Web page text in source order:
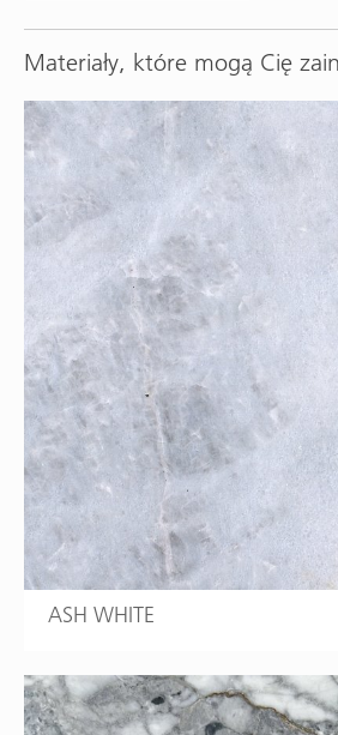
Materiały, które mogą Cię
ASH WHITE